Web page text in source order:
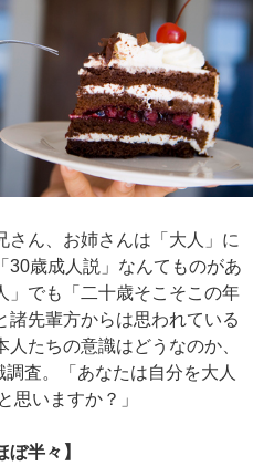
さん、お姉さんは「大人」に
30歳成人説」なんてものがあ
」でも「二十歳そこそこの年
諸先輩方からは思われている
たちの意識はどうなのか、
査。「あなたは自分を大人
思いますか？」
ぼ半々】